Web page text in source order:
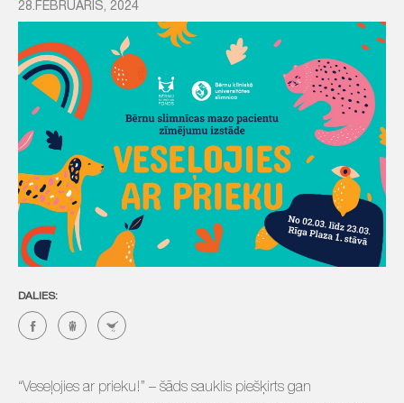
28.FEBRUĀRIS, 2024
DALIES:
“Veseļojies ar prieku!” – šāds sauklis piešķirts gan